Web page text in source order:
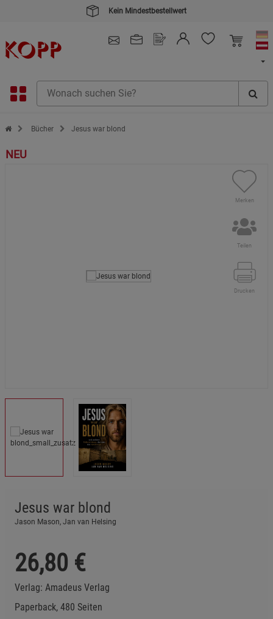
Kein Mindestbestellwert
Zur Startseite des Kopp Verlag Online-Shop
Bücher Jesus war blond
NEU
Merken
Teilen
Drucken
Jesus war blond
Jason Mason, Jan van Helsing
26,80 €
Verlag: Amadeus Verlag
Paperback, 480 Seiten